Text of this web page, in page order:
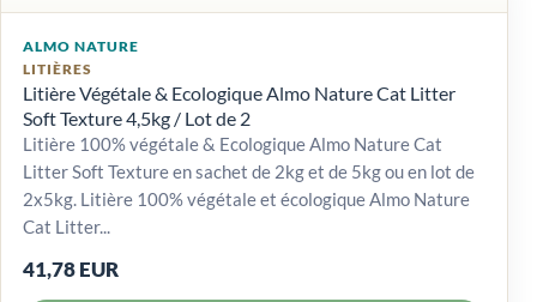
ALMO NATURE
LITIÈRES
Litière Végétale & Ecologique Almo Nature Cat Litter
Soft Texture 4,5kg / Lot de 2
Litière 100% végétale & Ecologique Almo Nature Cat
Litter Soft Texture en sachet de 2kg et de 5kg ou en lot de
2x5kg. Litière 100% végétale et écologique Almo Nature
Cat Litter...
41,78 EUR